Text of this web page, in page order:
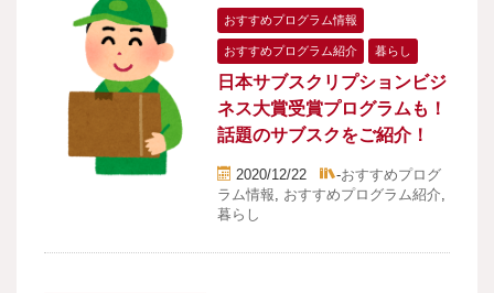
おすすめプログラム情報
おすすめプログラム紹介 暮らし
日本サブスクリプションビジ
ネス大賞受賞プログラムも！
話題のサブスクをご紹介！
2020/12/22 -おすすめプログ
ラム情報, おすすめプログラム紹介,
暮らし